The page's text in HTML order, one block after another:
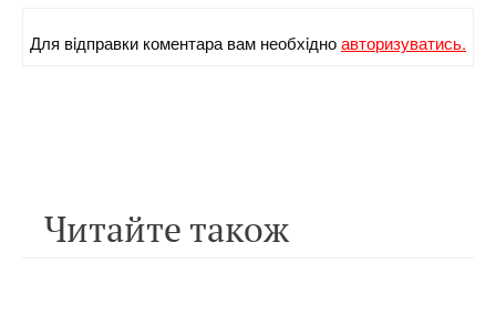
Для вiдправки коментара вам необхiдноавторизуватись.
Читайте також